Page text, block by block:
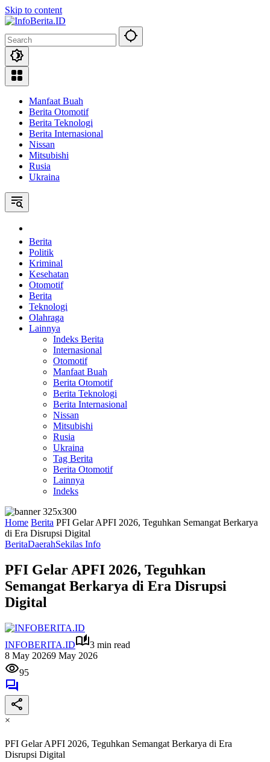
Skip to content
Manfaat Buah
Berita Otomotif
Berita Teknologi
Berita Internasional
Nissan
Mitsubishi
Rusia
Ukraina
Berita
Politik
Kriminal
Kesehatan
Otomotif
Berita
Teknologi
Olahraga
Lainnya
Indeks Berita
Internasional
Otomotif
Manfaat Buah
Berita Otomotif
Berita Teknologi
Berita Internasional
Nissan
Mitsubishi
Rusia
Ukraina
Tag Berita
Berita Otomotif
Lainnya
Indeks
Home Berita PFI Gelar APFI 2026, Teguhkan Semangat Berkarya
di Era Disrupsi Digital
BeritaDaerahSekilas Info
PFI Gelar APFI 2026, Teguhkan
Semangat Berkarya di Era Disrupsi
Digital
INFOBERITA.ID
3 min read
8 May 20269 May 2026
95
×
PFI Gelar APFI 2026, Teguhkan Semangat Berkarya di Era
Disrupsi Digital